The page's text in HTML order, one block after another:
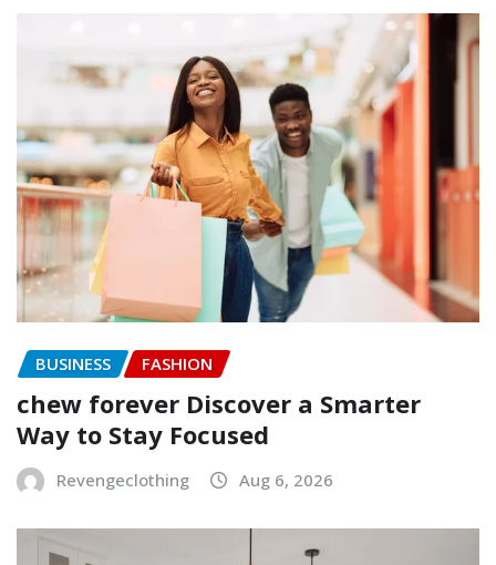
BUSINESS FASHION
chew forever Discover a Smarter
Way to Stay Focused
Revengeclothing Aug 6, 2026